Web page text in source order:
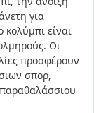
για
είναι
Οι
προσφέρουν
σπορ,